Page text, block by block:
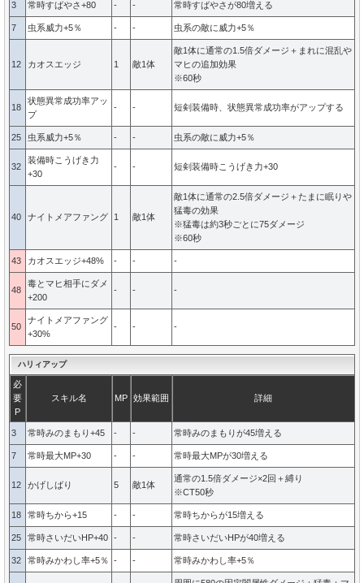
3 常時すばやさ+80 - - 常時すばやさが80増える
7 虫系威力+5％ - - 虫系の敵に威力+5％
12 カオスエッジ 1 敵1体
敵1体に通常の1.5倍ダメージ＋まれに混乱や
マヒの追加効果
※60秒
18
状態異常成功率アッ
プ
- - 短剣装備時、状態異常成功率がアップする
25 虫系威力+5％ - - 虫系の敵に威力+5％
32
装備時こうげき力
+30
- - 短剣装備時こうげき力+30
40 ナイトメアファング 1 敵1体
敵1体に通常の2.5倍ダメージ＋たまに眠りや
猛毒の効果
※猛毒は約3秒ごとに75ダメージ
※60秒
43 カオスエッジ+48% - - -
48
毒とマヒ相手にダメ
+200
- - -
50
ナイトメアファング
+30%
- - -
ハリィアップ
必
要
P
スキル名 MP 効果範囲 詳細
3 常時みのまもり+45 - - 常時みのまもりが45増える
7 常時最大MP+30 - - 常時最大MPが30増える
12 かげしばり 5 敵1体
通常の1.5倍ダメージ×2回＋縛り
※CT50秒
18 常時ちから+15 - - 常時ちからが15増える
25 常時さいだいHP+40 - - 常時さいだいHPが40増える
32 常時みかわし率+5％ - - 常時みかわし率+5％